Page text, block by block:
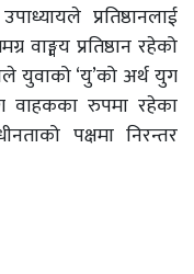
प्रतिष्ठानलाई
वाङ्मय प्रतिष्ठान रहेको
युवाको ‘यु’को अर्थ युग
वाहकका रुपमा रहेका
पक्षमा निरन्तर